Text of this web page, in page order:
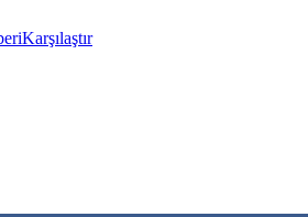
Karşılaştır